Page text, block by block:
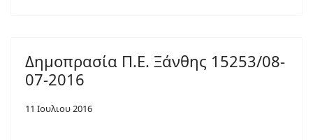
Δημοπρασία Π.Ε. Ξάνθης 15253/08-
07-2016
11 Ιουλιου 2016